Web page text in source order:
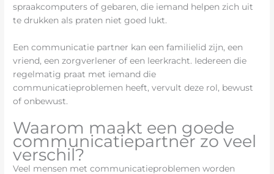
spraakcomputers of gebaren, die iemand helpen zich uit
te drukken als praten niet goed lukt.
Een communicatie partner kan een familielid zijn, een
vriend, een zorgverlener of een leerkracht. Iedereen die
regelmatig praat met iemand die
communicatieproblemen heeft, vervult deze rol, bewust
of onbewust.
Waarom maakt een goede
communicatiepartner zo veel
verschil?
Veel mensen met communicatieproblemen worden